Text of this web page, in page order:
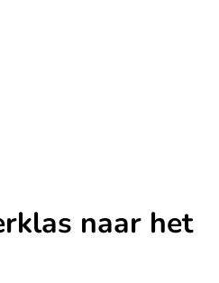
naar het